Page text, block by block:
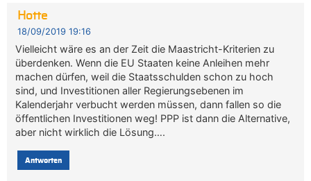
Hotte
18/09/2019 19:16
Vielleicht wäre es an der Zeit die Maastricht-Kriterien zu
überdenken. Wenn die EU Staaten keine Anleihen mehr
machen dürfen, weil die Staatsschulden schon zu hoch
sind, und Investitionen aller Regierungsebenen im
Kalenderjahr verbucht werden müssen, dann fallen so die
öffentlichen Investitionen weg! PPP ist dann die Alternative,
aber nicht wirklich die Lösung….
Antworten